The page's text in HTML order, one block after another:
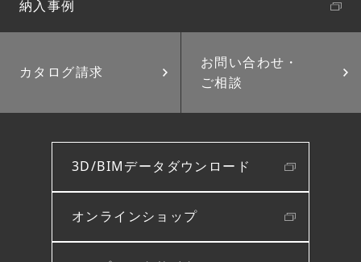
納入事例
カタログ請求
お問い合わせ・
ご相談
3D/BIMデータダウンロード
オンラインショップ